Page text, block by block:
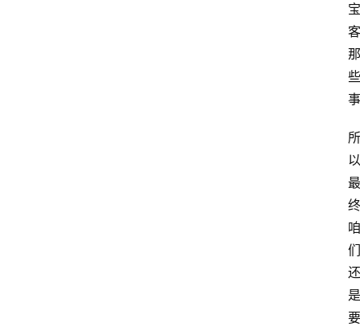
宝
客
那
些
事
所
以
最
终
咱
们
还
是
要